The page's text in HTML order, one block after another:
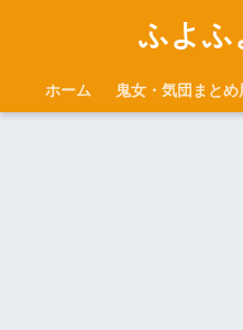
ふよふ
ホーム 鬼女・気団まとめ